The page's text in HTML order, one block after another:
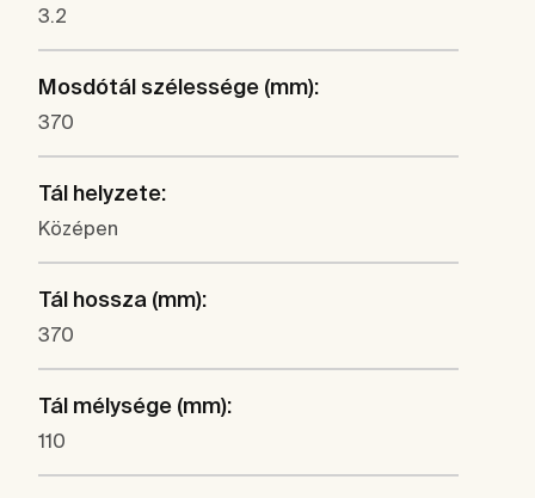
3.2
Mosdótál szélessége (mm):
370
Tál helyzete:
Középen
Tál hossza (mm):
370
Tál mélysége (mm):
110